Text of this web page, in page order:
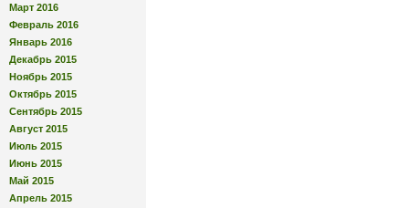
Март 2016
Февраль 2016
Январь 2016
Декабрь 2015
Ноябрь 2015
Октябрь 2015
Сентябрь 2015
Август 2015
Июль 2015
Июнь 2015
Май 2015
Апрель 2015